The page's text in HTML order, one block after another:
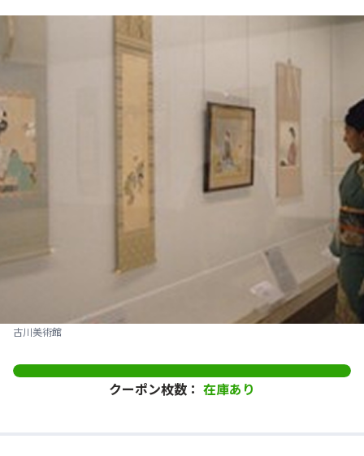
古川美術館
クーポン枚数： 在庫あり